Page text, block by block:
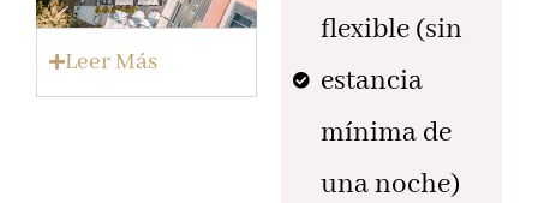
Leer Más
flexible (sin
estancia
mínima de
una noche)